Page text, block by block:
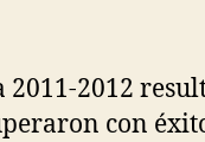
2011-2012
con